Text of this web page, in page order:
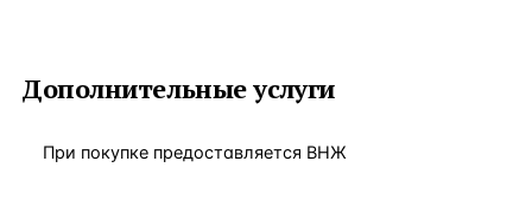
Дополнительные услуги
При покупке предоставляется ВНЖ